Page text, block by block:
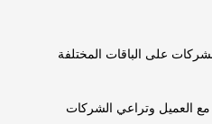
على الباقات المختلفة
العميل وتراعي الشركات